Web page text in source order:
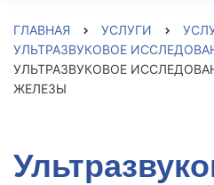
ГЛАВНАЯ УСЛУГИ
УЛЬТРАЗВУКОВОЕ
УЛЬТРАЗВУКОВОЕ
ЖЕЛЕЗЫ